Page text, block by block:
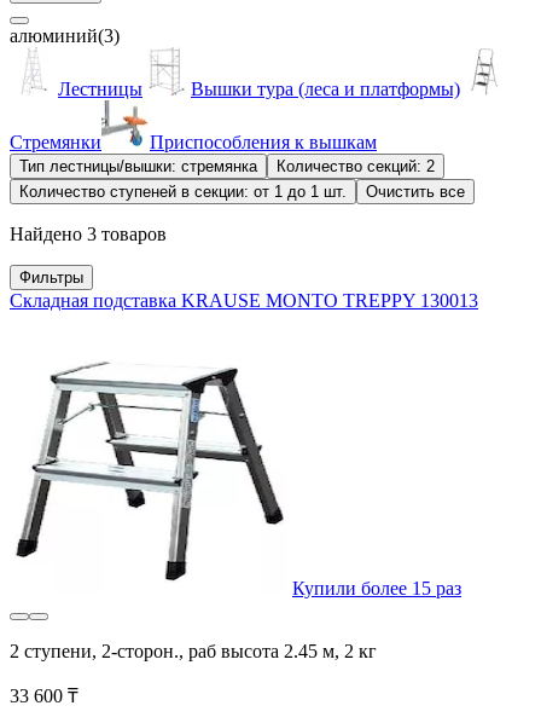
алюминий(3)
Лестницы Вышки тура (леса и платформы)
Стремянки Приспособления к вышкам
Тип лестницы/вышки: стремянка
Количество секций: 2
Количество ступеней в секции: от 1 до 1 шт.
Очистить все
Найдено 3 товаров
Фильтры
Складная подставка KRAUSE MONTO TREPPY 130013
Купили более 15 раз
2 ступени, 2-сторон., раб высота 2.45 м, 2 кг
33 600 ₸